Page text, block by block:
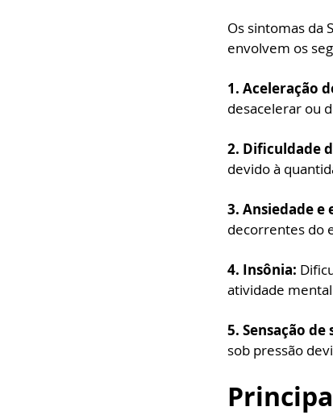
Os sintomas da
envolvem os
1. Aceleração
desacelerar ou
2. Dificuldade
devido à
3. Ansiedade e
decorrentes do
4. Insônia:
atividade
5. Sensação
sob pressão